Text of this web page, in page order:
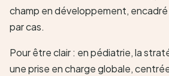
champ en développement,
par cas.
Pour être clair : en pédiatrie, la
une prise en charge globale,